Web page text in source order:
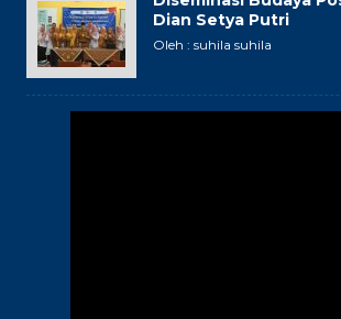
Dian Setya Putri
Oleh : suhila suhila